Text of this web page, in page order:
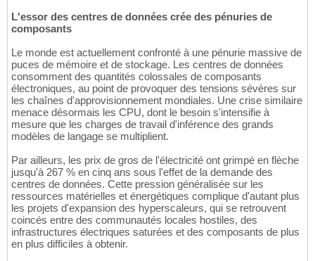
L'essor des centres de données crée des pénuries de
composants
Le monde est actuellement confronté à une pénurie massive de
puces de mémoire et de stockage. Les centres de données
consomment des quantités colossales de composants
électroniques, au point de provoquer des tensions sévères sur
les chaînes d'approvisionnement mondiales. Une crise similaire
menace désormais les CPU, dont le besoin s'intensifie à
mesure que les charges de travail d'inférence des grands
modèles de langage se multiplient.
Par ailleurs, les prix de gros de l'électricité ont grimpé en flèche
jusqu'à 267 % en cinq ans sous l'effet de la demande des
centres de données. Cette pression généralisée sur les
ressources matérielles et énergétiques complique d'autant plus
les projets d'expansion des hyperscaleurs, qui se retrouvent
coincés entre des communautés locales hostiles, des
infrastructures électriques saturées et des composants de plus
en plus difficiles à obtenir.